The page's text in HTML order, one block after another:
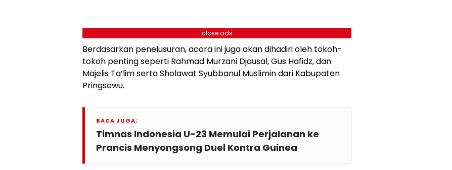
close ads
Berdasarkan penelusuran, acara ini juga akan dihadiri oleh tokoh-
tokoh penting seperti Rahmad Murzani Djausal, Gus Hafidz, dan
Majelis Ta’lim serta Sholawat Syubbanul Muslimin dari Kabupaten
Pringsewu.
BACA JUGA:
Timnas Indonesia U-23 Memulai Perjalanan ke
Prancis Menyongsong Duel Kontra Guinea